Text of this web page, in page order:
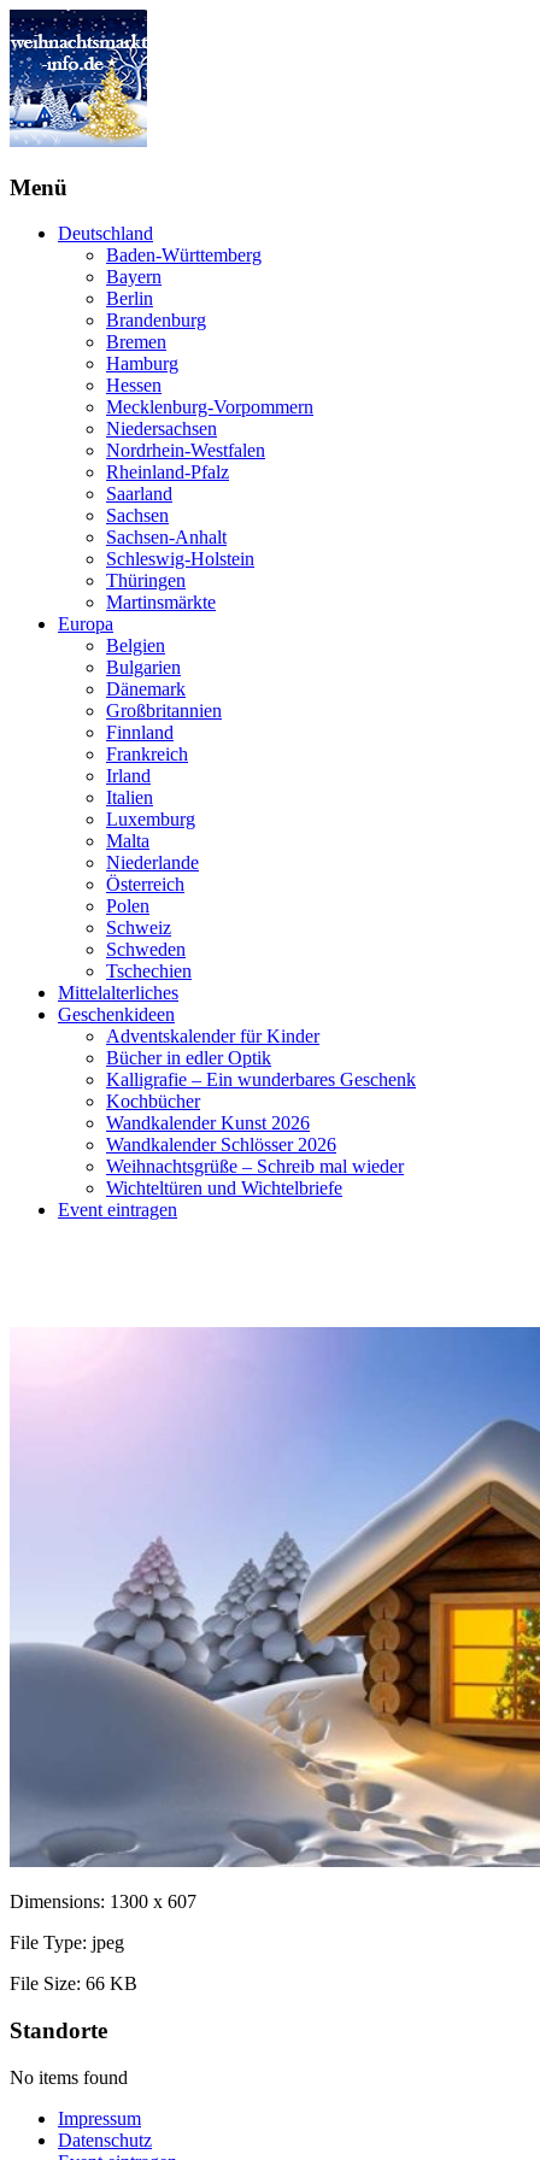
Menü
Deutschland
Baden-Württemberg
Bayern
Berlin
Brandenburg
Bremen
Hamburg
Hessen
Mecklenburg-Vorpommern
Niedersachsen
Nordrhein-Westfalen
Rheinland-Pfalz
Saarland
Sachsen
Sachsen-Anhalt
Schleswig-Holstein
Thüringen
Martinsmärkte
Europa
Belgien
Bulgarien
Dänemark
Großbritannien
Finnland
Frankreich
Irland
Italien
Luxemburg
Malta
Niederlande
Österreich
Polen
Schweiz
Schweden
Tschechien
Mittelalterliches
Geschenkideen
Adventskalender für Kinder
Bücher in edler Optik
Kalligrafie – Ein wunderbares Geschenk
Kochbücher
Wandkalender Kunst 2026
Wandkalender Schlösser 2026
Weihnachtsgrüße – Schreib mal wieder
Wichteltüren und Wichtelbriefe
Event eintragen
Dimensions: 1300 x 607
File Type: jpeg
File Size: 66 KB
Standorte
No items found
Impressum
Datenschutz